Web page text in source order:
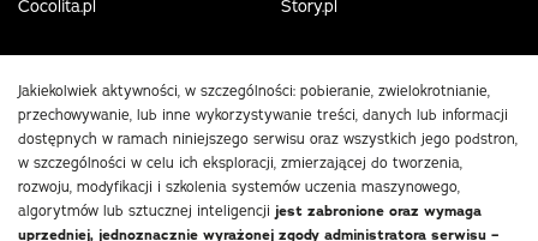
Cocolita.pl
Story.pl
Jakiekolwiek aktywności, w szczególności: pobieranie, zwielokrotnianie,
przechowywanie, lub inne wykorzystywanie treści, danych lub informacji
dostępnych w ramach niniejszego serwisu oraz wszystkich jego podstron,
w szczególności w celu ich eksploracji, zmierzającej do tworzenia,
rozwoju, modyfikacji i szkolenia systemów uczenia maszynowego,
algorytmów lub sztucznej inteligencji jest zabronione oraz wymaga
uprzedniej, jednoznacznie wyrażonej zgody administratora serwisu –